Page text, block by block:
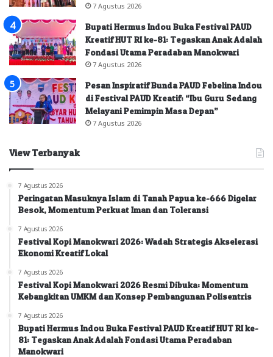
7 Agustus 2026
Bupati Hermus Indou Buka Festival PAUD
Kreatif HUT RI ke-81: Tegaskan Anak Adalah
Fondasi Utama Peradaban Manokwari
7 Agustus 2026
Pesan Inspiratif Bunda PAUD Febelina Indou
di Festival PAUD Kreatif: “Ibu Guru Sedang
Melayani Pemimpin Masa Depan”
7 Agustus 2026
View Terbanyak
7 Agustus 2026
Peringatan Masuknya Islam di Tanah Papua ke-666 Digelar
Besok, Momentum Perkuat Iman dan Toleransi
7 Agustus 2026
Festival Kopi Manokwari 2026: Wadah Strategis Akselerasi
Ekonomi Kreatif Lokal
7 Agustus 2026
Festival Kopi Manokwari 2026 Resmi Dibuka: Momentum
Kebangkitan UMKM dan Konsep Pembangunan Polisentris
7 Agustus 2026
Bupati Hermus Indou Buka Festival PAUD Kreatif HUT RI ke-
81: Tegaskan Anak Adalah Fondasi Utama Peradaban
Manokwari